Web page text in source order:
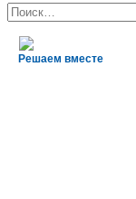
Найти:
Решаем вместе